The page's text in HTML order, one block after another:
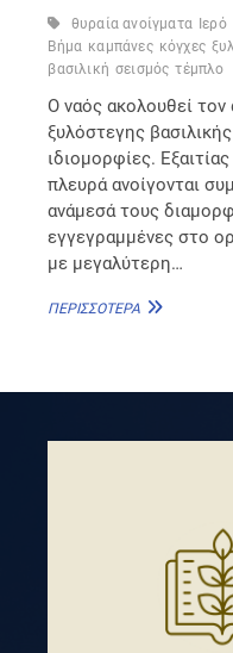
θυραία ανοίγματα Ιερό
Βήμα καμπάνες κόγχες
βασιλική σεισμός τέμπλο
Ο ναός ακολουθεί τον
ξυλόστεγης
ιδιομορφίες.
πλευρά ανοίγονται
ανάμεσά τους
εγγεγραμμένες στο
με μεγαλύτερη…
ΠΕΡΙΣΣΌΤΕΡΑ ΑΓΊΑ